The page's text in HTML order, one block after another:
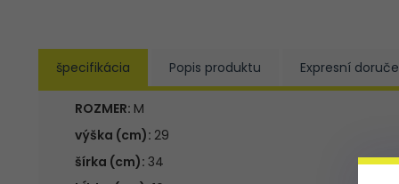
špecifikácia Popis produktu Expresní
ROZMER: M
výška (cm): 29
šírka (cm): 34